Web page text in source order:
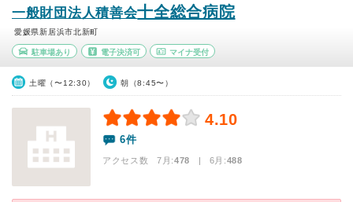
一般財団法人積善会十全総合病院
愛媛県新居浜市北新町
駐車場あり 電子決済可 マイナ受付
土曜（〜12:30） 朝（8:45〜）
4.10
6件
アクセス数 7月:478 | 6月:488